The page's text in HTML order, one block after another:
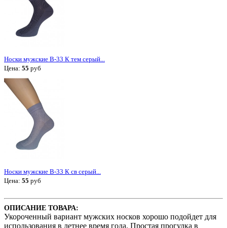
Носки мужские В-33 К тем серый...
Цена: 55 руб
Носки мужские В-33 К св серый...
Цена: 55 руб
ОПИСАНИЕ ТОВАРА:
Укороченный вариант мужских носков хорошо подойдет для
использования в летнее время года. Простая прогулка в